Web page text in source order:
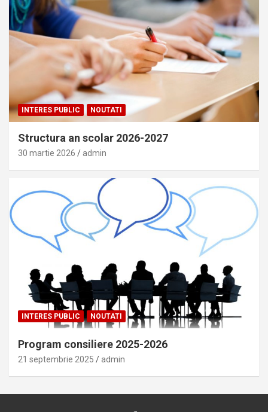
INTERES PUBLIC NOUTATI
Structura an scolar 2026-2027
30 martie 2026 admin
INTERES PUBLIC NOUTATI
Program consiliere 2025-2026
21 septembrie 2025 admin